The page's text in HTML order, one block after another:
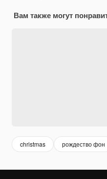
Вам также могут
christmas рождество фон